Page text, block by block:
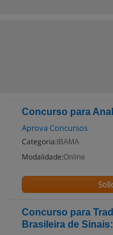
Concurso para
Aprova Concursos
Categoria: IBAMA
Modalidade:Online
Concurso para
Brasileira de